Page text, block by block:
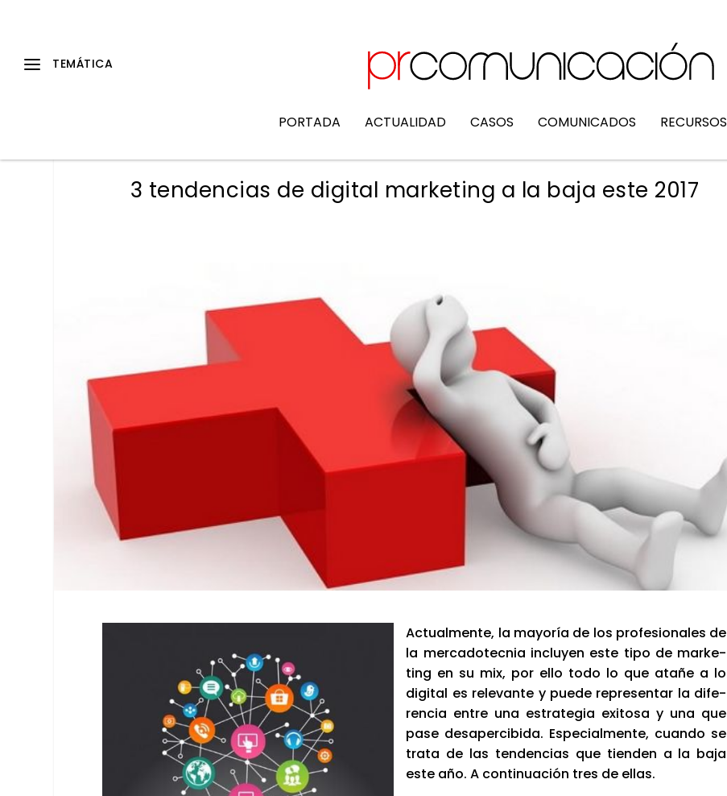
PORTADA ACTUALIDAD CASOS COMUNICADOS RECURSOS
3 tendencias de digital marketing a la baja este 2017
Actual­men­te, la mayo­ría de los pro­fe­sio­na­les de
la mer­ca­do­tec­nia inclu­yen este tipo de mar­ke­
ting en su mix, por ello todo lo que ata­ñe a lo
digi­tal es rele­van­te y pue­de repre­sen­tar la dife­
ren­cia entre una estra­te­gia exi­to­sa y una que
pase des­aper­ci­bi­da. Espe­cial­men­te, cuan­do se
tra­ta de las ten­den­cias que tien­den a la baja
este año. A con­ti­nua­ción tres de ellas.